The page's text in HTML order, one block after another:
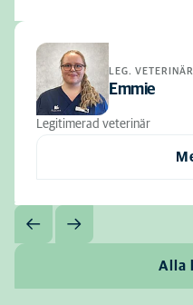
LEG. VETERINÄR
Emmie
Legitimerad veterinär
Alla